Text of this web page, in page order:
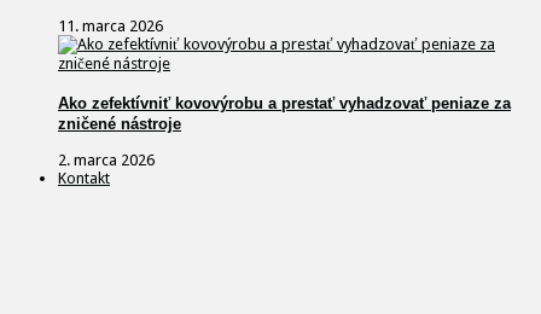
11. marca 2026
Ako zefektívniť kovovýrobu a prestať vyhadzovať peniaze za
zničené nástroje
2. marca 2026
Kontakt